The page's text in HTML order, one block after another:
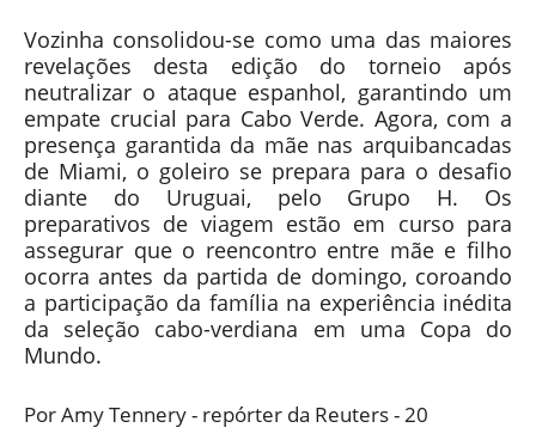
Vozinha consolidou-se como uma das maiores
revelações desta edição do torneio após
neutralizar o ataque espanhol, garantindo um
empate crucial para Cabo Verde. Agora, com a
presença garantida da mãe nas arquibancadas
de Miami, o goleiro se prepara para o desafio
diante do Uruguai, pelo Grupo H. Os
preparativos de viagem estão em curso para
assegurar que o reencontro entre mãe e filho
ocorra antes da partida de domingo, coroando
a participação da família na experiência inédita
da seleção cabo-verdiana em uma Copa do
Mundo.
Por Amy Tennery - repórter da Reuters - 20